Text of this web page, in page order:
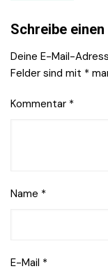
Navigation
Schreibe
Deine E-Mail-
Felder sind mit *
Kommentar *
Name *
E-Mail *